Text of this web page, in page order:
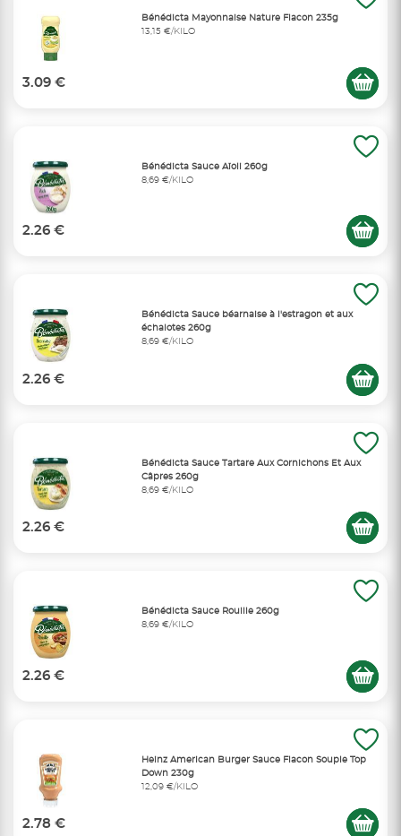
Bénédicta Mayonnaise Nature Flacon 235g
13,15 €/KILO
3.09 €
Bénédicta Sauce Aïoli 260g
8,69 €/KILO
2.26 €
Bénédicta Sauce béarnaise à l'estragon et aux
échalotes 260g
8,69 €/KILO
2.26 €
Bénédicta Sauce Tartare Aux Cornichons Et Aux
Câpres 260g
8,69 €/KILO
2.26 €
Bénédicta Sauce Rouille 260g
8,69 €/KILO
2.26 €
Heinz American Burger Sauce Flacon Souple Top
Down 230g
12,09 €/KILO
2.78 €